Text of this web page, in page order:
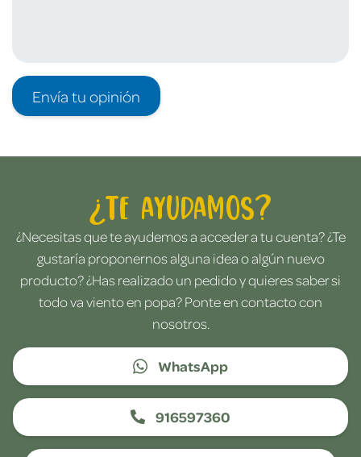
Envía tu opinión
¿Te ayudamos?
¿Necesitas que te ayudemos a acceder a tu cuenta? ¿Te
gustaría proponernos alguna idea o algún nuevo
producto? ¿Has realizado un pedido y quieres saber si
todo va viento en popa? Ponte en contacto con
nosotros.
WhatsApp
916597360